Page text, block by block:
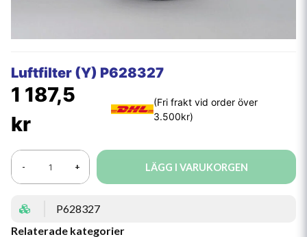
Luftfilter (Y) P628327
1 187,5
kr
- + LÄGG I VARUKORGEN
P628327
Relaterade kategorier